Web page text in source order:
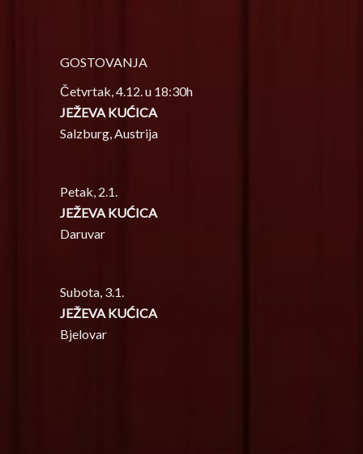
GOSTOVANJA
Četvrtak, 4.12. u 18:30h
JEŽEVA KUĆICA
Salzburg, Austrija
Petak, 2.1.
JEŽEVA KUĆICA
Daruvar
Subota, 3.1.
JEŽEVA KUĆICA
Bjelovar